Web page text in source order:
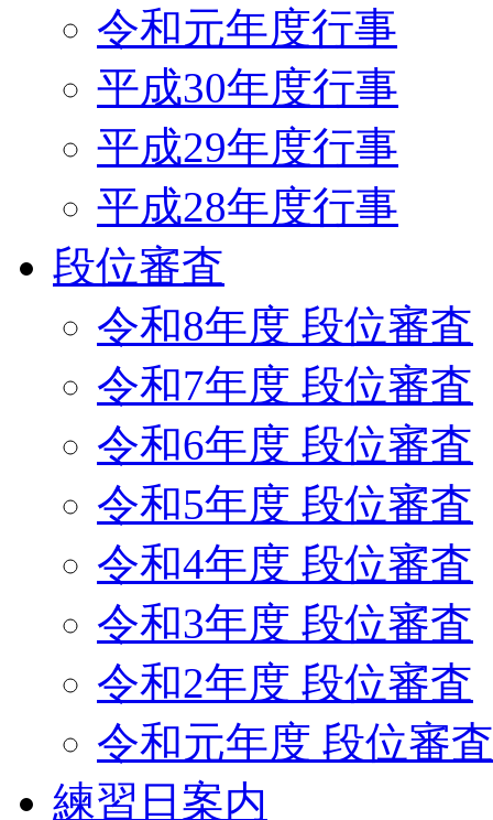
令和元年度行事
平成30年度行事
平成29年度行事
平成28年度行事
段位審査
令和8年度 段位審査
令和7年度 段位審査
令和6年度 段位審査
令和5年度 段位審査
令和4年度 段位審査
令和3年度 段位審査
令和2年度 段位審査
令和元年度 段位審査
練習日案内